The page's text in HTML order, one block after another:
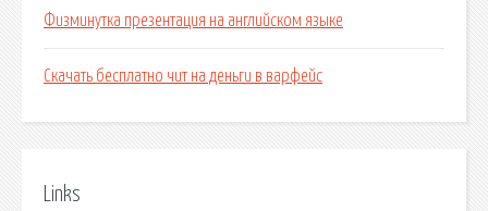
Физминутка презентация на английском языке
Скачать бесплатно чит на деньги в варфейс
Links